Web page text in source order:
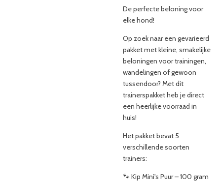
De perfecte beloning voor
elke hond!
Op zoek naar een gevarieerd
pakket met kleine, smakelijke
beloningen voor trainingen,
wandelingen of gewoon
tussendoor? Met dit
trainerspakket heb je direct
een heerlijke voorraad in
huis!
Het pakket bevat 5
verschillende soorten
trainers:
🐾 Kip Mini's Puur – 100 gram